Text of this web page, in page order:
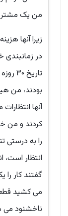
من یک
زیرا آنها
در
بودند، من
آنها
کردند و من
را به درستی
انتظار است،
می کشید
ناخشنود می